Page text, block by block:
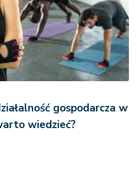
gospodarcza w
wiedzieć?